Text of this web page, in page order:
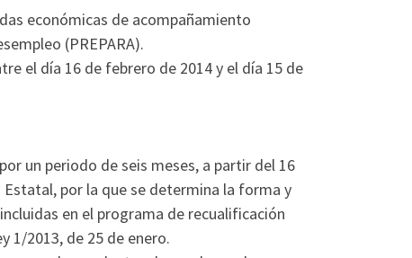
económicas de acompañamiento
(PREPARA).
el día 16 de febrero de 2014 y el día 15 de
un periodo de seis meses, a partir del 16
por la que se determina la forma y
en el programa de recualificación
1/2013, de 25 de enero.